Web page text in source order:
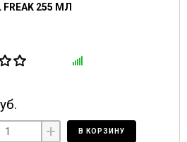
FREAK 255 МЛ
+ В КОРЗИНУ